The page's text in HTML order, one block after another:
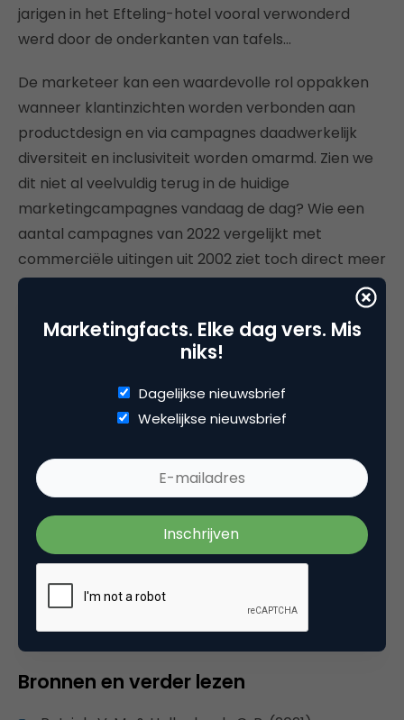
jarigen in het Efteling-hotel vooral verwonderd
werd door de onderkanten van tafels…
De marketeer kan een waardevolle rol oppakken
wanneer klantinzichten worden verbonden aan
productdesign en via campagnes daadwerkelijk
diversiteit en inclusiviteit worden omarmd. Zien we
dit niet al veelvuldig terug in de huidige
marketingcampagnes vandaag de dag? Wie een
aantal campagnes van 2022 vergelijkt met
commerciële uitingen uit 2002 ziet toch direct meer
diversiteit…
Deze verandering is zichtbaar, maar mogelijke
vormen van tokenisme dienen absoluut vermeden
het desbetreffende merk in het gedrang brengt.
Inclusiviteit is namelijk niet een item dat je kunt
afvinken door bijvoorbeeld een
marketingcampagne te lanceren met modellen
van diverse etnische achtergronden. Kortom,
inclusieve marketing biedt enorme kansen voor de
marketeer anno nu, met als kanttekening dat deze
merkwaarde complex is en daadwerkelijk naadloos
dient aan te sluiten op de visie en de doelgroep van
de desbetreffende organisatie.
Bronnen en verder lezen
Marketingfacts. Elke dag vers. Mis
niks!
Dagelijkse nieuwsbrief
Wekelijkse nieuwsbrief